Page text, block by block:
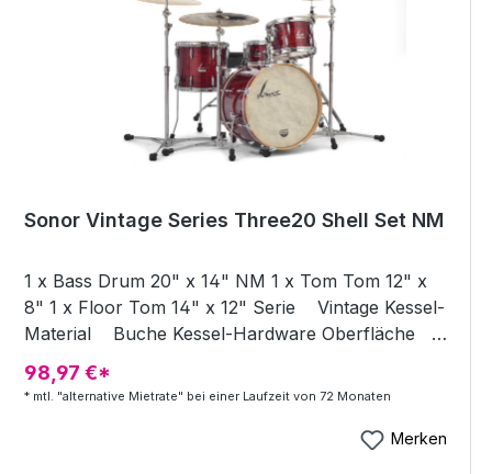
Sonor Vintage Series Three20 Shell Set NM
1 x Bass Drum 20" x 14" NM 1 x Tom Tom 12" x
8" 1 x Floor Tom 14" x 12" Serie Vintage Kessel-
Material Buche Kessel-Hardware Oberfläche
verchromt Vintage Red Oyster Kesselsatz - ohne
Hardware und Becken
98,97 €*
* mtl. "alternative Mietrate" bei einer Laufzeit von 72 Monaten
Merken